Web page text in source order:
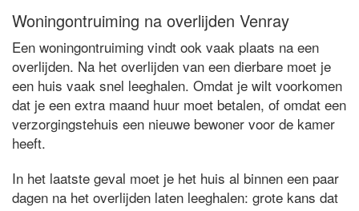
Woningontruiming na overlijden Venray
Een woningontruiming vindt ook vaak plaats na een
overlijden. Na het overlijden van een dierbare moet je
een huis vaak snel leeghalen. Omdat je wilt voorkomen
dat je een extra maand huur moet betalen, of omdat een
verzorgingstehuis een nieuwe bewoner voor de kamer
heeft.
In het laatste geval moet je het huis al binnen een paar
dagen na het overlijden laten leeghalen: grote kans dat